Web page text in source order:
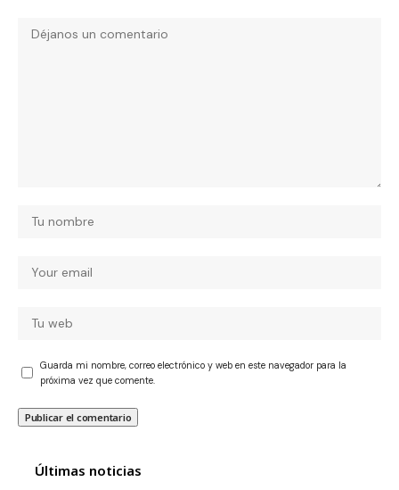
Guarda mi nombre, correo electrónico y web en este navegador para la
próxima vez que comente.
Últimas noticias